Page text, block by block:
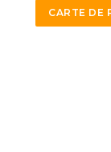
CARTE DE